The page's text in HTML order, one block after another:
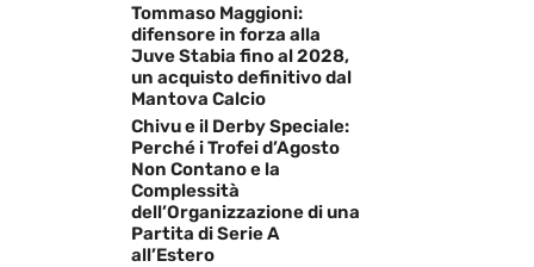
Tommaso Maggioni:
difensore in forza alla
Juve Stabia fino al 2028,
un acquisto definitivo dal
Mantova Calcio
Chivu e il Derby Speciale:
Perché i Trofei d’Agosto
Non Contano e la
Complessità
dell’Organizzazione di una
Partita di Serie A
all’Estero